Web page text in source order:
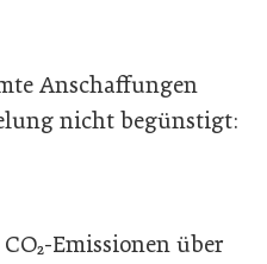
Anschaffungen
nicht begünstigt:
Emissionen über